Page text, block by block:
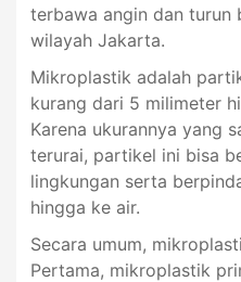
terbawa angin dan turun
wilayah Jakarta.
Mikroplastik adalah
kurang dari 5 milimeter
Karena ukurannya yang
terurai, partikel ini bisa
lingkungan serta
hingga ke air.
Secara umum,
Pertama, mikroplastik